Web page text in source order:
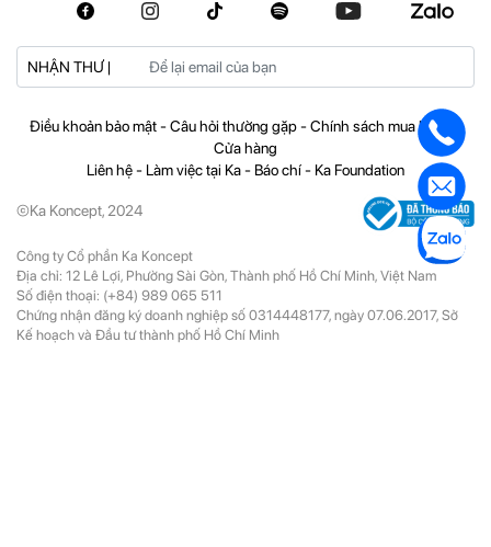
NHẬN THƯ |
Điều khoản bảo mật-Câu hỏi thường gặp-Chính sách mua hàng
Cửa hàng
Liên hệ- Làm việc tại Ka- Báo chí- Ka Foundation
©Ka Koncept, 2024
Công ty Cổ phần Ka Koncept
Địa chỉ: 12 Lê Lợi, Phường Sài Gòn, Thành phố Hồ Chí Minh, Việt Nam
Số điện thoại: (+84) 989 065 511
Chứng nhận đăng ký doanh nghiệp số 0314448177, ngày 07.06.2017, Sở
Kế hoạch và Đầu tư thành phố Hồ Chí Minh